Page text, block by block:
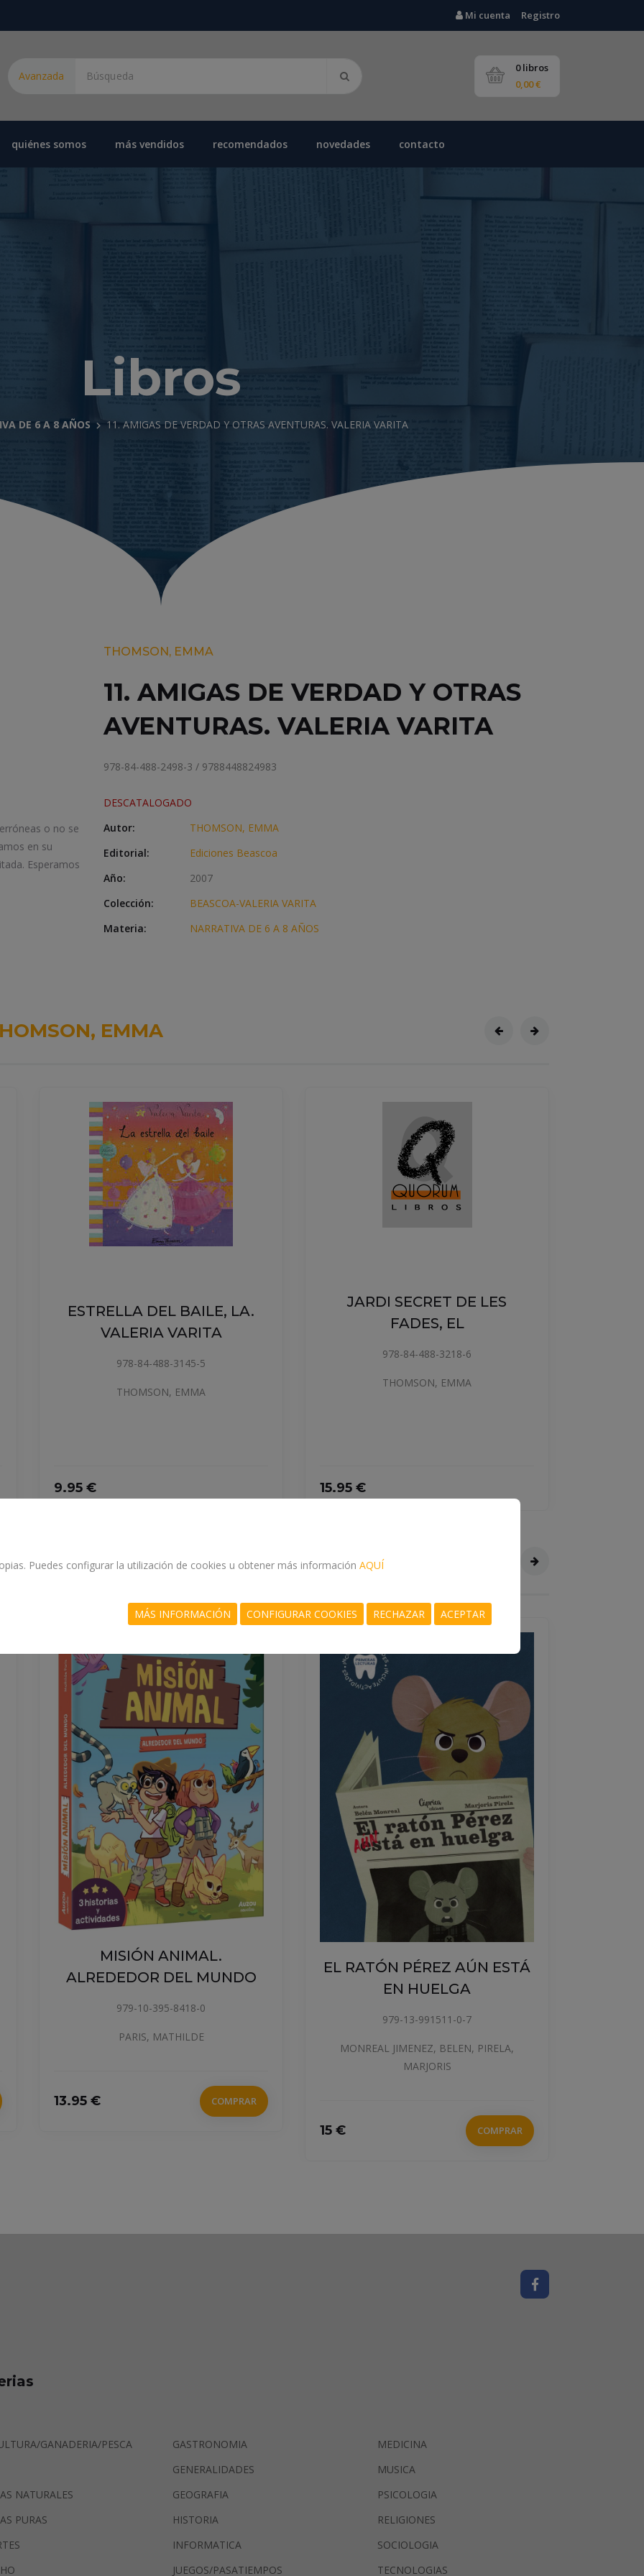
Mi cuenta Registro
Avanzada
0 libros
0,00 €
quiénes somos más vendidos recomendados novedades contacto
Libros
DE 6 A 8 AÑOS 11. AMIGAS DE VERDAD Y OTRAS AVENTURAS. VALERIA VARITA
o no se
en su
Esperamos
THOMSON, EMMA
11. AMIGAS DE VERDAD Y OTRAS
AVENTURAS. VALERIA VARITA
978-84-488-2498-3 / 9788448824983
DESCATALOGADO
Autor:
THOMSON, EMMA
Editorial:
Ediciones Beascoa
Año:
2007
Colección:
BEASCOA-VALERIA VARITA
Materia:
NARRATIVA DE 6 A 8 AÑOS
EMMA
DEL BAILE, LA.
VARITA
JARDI SECRET DE LES
DE 6 A 8 AÑOS
MISIÓN ANIMAL.
ALREDEDOR DEL MUNDO
979-10-395-8418-0
PARIS, MATHILDE
13.95 €
EL RATÓN PÉREZ AÚN ESTÁ
EN HUELGA
979-13-991511-0-7
MONREAL JIMENEZ, BELEN, PIRELA,
14.75 €
GANADERIA/PESCA
NATURALES
PURAS
GASTRONOMIA
GENERALIDADES
GEOGRAFIA
HISTORIA
INFORMATICA
JUEGOS/PASATIEMPOS
MEDICINA
MUSICA
PSICOLOGIA
RELIGIONES
SOCIOLOGIA
TECNOLOGIAS
Puedes configurar la utilización de cookies u obtener más información AQUÍ
MÁS INFORMACIÓN CONFIGURAR COOKIES RECHAZAR ACEPTAR